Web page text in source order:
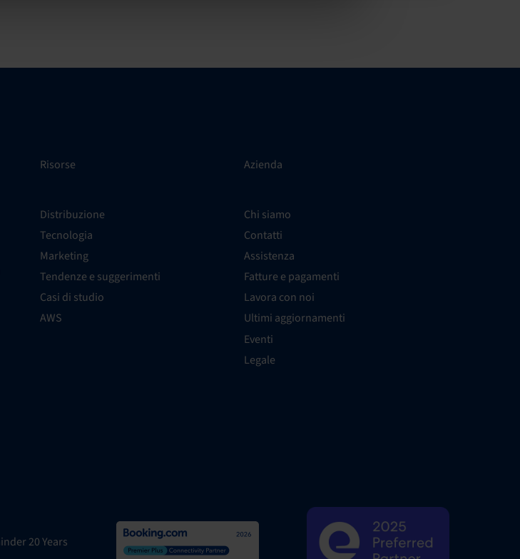
Risorse
Distribuzione
Tecnologia
Marketing
Tendenze e suggerimenti
Casi di studio
AWS
Azienda
Chi siamo
Contatti
Assistenza
Fatture e pagamenti
Lavora con noi
Ultimi aggiornamenti
Eventi
Legale